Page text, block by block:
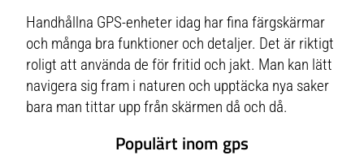
Handhållna GPS-enheter idag har fina färgskärmar
och många bra funktioner och detaljer. Det är riktigt
roligt att använda de för fritid och jakt. Man kan lätt
navigera sig fram i naturen och upptäcka nya saker
bara man tittar upp från skärmen då och då.
Populärt inom gps